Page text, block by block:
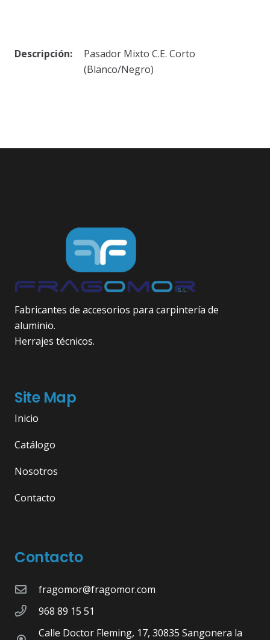
Descripción:
Pasador Mixto C.E. Corto
(Blanco/Negro)
Fabricantes de accesorios para carpintería de
aluminio.
Herrajes técnicos.
Site Map
Inicio
Catálogo
Nosotros
Contacto
Contacto
fragomor@fragomor.com
968 89 15 51
Calle Doctor Fleming, 17, 30835 Sangonera la